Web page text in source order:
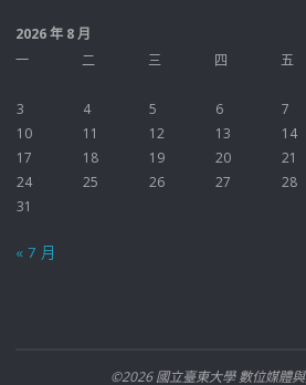
2026 年 8 月
一
二 三 四 五
3
4 5 6 7
10
11 12 13 14
17
18 19 20 21
24
25 26 27 28
31
« 7 月
©2026 國立臺東大學 數位媒體